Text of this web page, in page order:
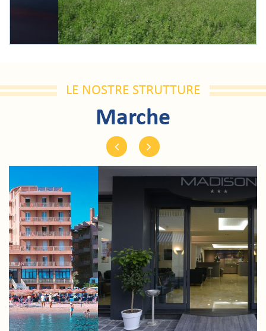
LE NOSTRE STRUTTURE
Marche
PreviousNext